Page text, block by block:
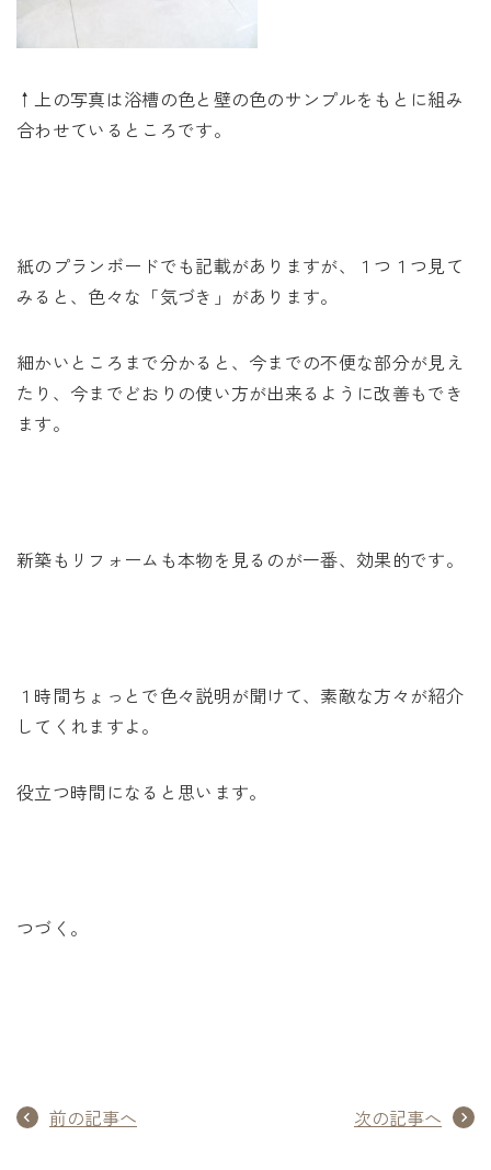
↑上の写真は浴槽の色と壁の色のサンプルをもとに組み
合わせているところです。
紙のプランボードでも記載がありますが、１つ１つ見て
みると、色々な「気づき」があります。
細かいところまで分かると、今までの不便な部分が見え
たり、今までどおりの使い方が出来るように改善もでき
ます。
新築もリフォームも本物を見るのが一番、効果的です。
１時間ちょっとで色々説明が聞けて、素敵な方々が紹介
してくれますよ。
役立つ時間になると思います。
つづく。
前の記事へ 次の記事へ